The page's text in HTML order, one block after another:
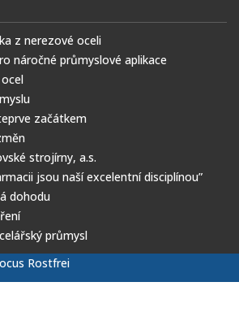
z nerezové oceli
náročné průmyslové aplikace
začátkem
strojírny, a.s.
jsou naší excelentní disciplínou”
dohodu
průmysl
Rostfrei